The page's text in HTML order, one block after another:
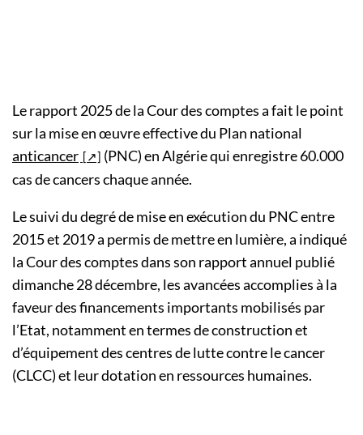
Le rapport 2025 de la Cour des comptes a fait le point
sur la mise en œuvre effective du Plan national
anticancer
(PNC) en Algérie qui enregistre 60.000
cas de cancers chaque année.
Le suivi du degré de mise en exécution du PNC entre
2015 et 2019 a permis de mettre en lumière, a indiqué
la Cour des comptes dans son rapport annuel publié
dimanche 28 décembre, les avancées accomplies à la
faveur des financements importants mobilisés par
l’Etat, notamment en termes de construction et
d’équipement des centres de lutte contre le cancer
(CLCC) et leur dotation en ressources humaines.